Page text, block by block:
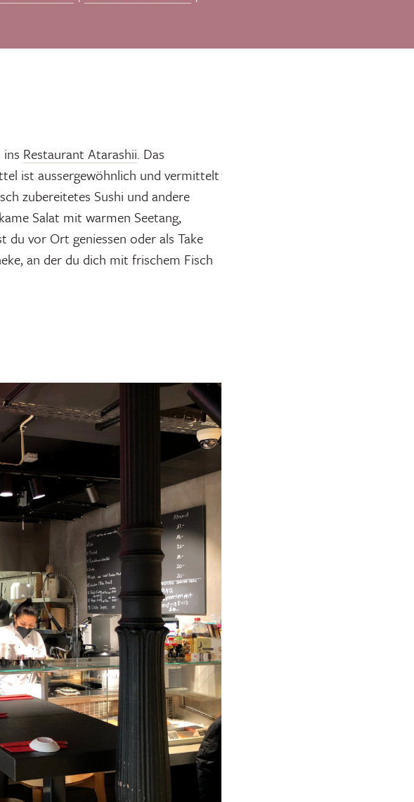
Restaurant Atarashii. Das
ist aussergewöhnlich und vermittelt
zubereitetes Sushi und andere
Salat mit warmen Seetang,
du vor Ort geniessen oder als Take
an der du dich mit frischem Fisch